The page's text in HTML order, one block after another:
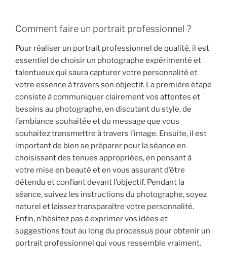
Comment faire un portrait professionnel ?
Pour réaliser un portrait professionnel de qualité, il est
essentiel de choisir un photographe expérimenté et
talentueux qui saura capturer votre personnalité et
votre essence à travers son objectif. La première étape
consiste à communiquer clairement vos attentes et
besoins au photographe, en discutant du style, de
l’ambiance souhaitée et du message que vous
souhaitez transmettre à travers l’image. Ensuite, il est
important de bien se préparer pour la séance en
choisissant des tenues appropriées, en pensant à
votre mise en beauté et en vous assurant d’être
détendu et confiant devant l’objectif. Pendant la
séance, suivez les instructions du photographe, soyez
naturel et laissez transparaître votre personnalité.
Enfin, n’hésitez pas à exprimer vos idées et
suggestions tout au long du processus pour obtenir un
portrait professionnel qui vous ressemble vraiment.